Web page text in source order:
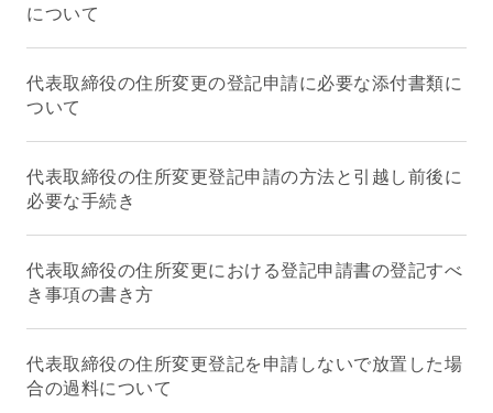
について
代表取締役の住所変更の登記申請に必要な添付書類に
ついて
代表取締役の住所変更登記申請の方法と引越し前後に
必要な手続き
代表取締役の住所変更における登記申請書の登記すべ
き事項の書き方
代表取締役の住所変更登記を申請しないで放置した場
合の過料について